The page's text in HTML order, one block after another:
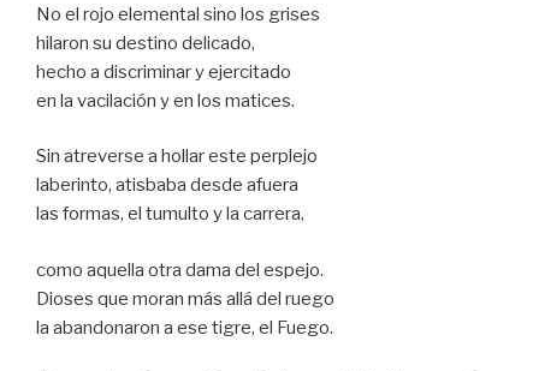
No el rojo elemental sino los grises
hilaron su destino delicado,
hecho a discriminar y ejercitado
en la vacilación y en los matices.
Sin atreverse a hollar este perplejo
laberinto, atisbaba desde afuera
las formas, el tumulto y la carrera,
como aquella otra dama del espejo.
Dioses que moran más allá del ruego
la abandonaron a ese tigre, el Fuego.